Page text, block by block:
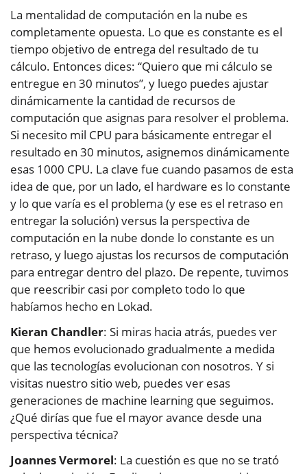
La mentalidad de computación en la nube es
completamente opuesta. Lo que es constante es el
tiempo objetivo de entrega del resultado de tu
cálculo. Entonces dices: “Quiero que mi cálculo se
entregue en 30 minutos”, y luego puedes ajustar
dinámicamente la cantidad de recursos de
computación que asignas para resolver el problema.
Si necesito mil CPU para básicamente entregar el
resultado en 30 minutos, asignemos dinámicamente
esas 1000 CPU. La clave fue cuando pasamos de esta
idea de que, por un lado, el hardware es lo constante
y lo que varía es el problema (y ese es el retraso en
entregar la solución) versus la perspectiva de
computación en la nube donde lo constante es un
retraso, y luego ajustas los recursos de computación
para entregar dentro del plazo. De repente, tuvimos
que reescribir casi por completo todo lo que
habíamos hecho en Lokad.
Kieran Chandler: Si miras hacia atrás, puedes ver
que hemos evolucionado gradualmente a medida
que las tecnologías evolucionan con nosotros. Y si
visitas nuestro sitio web, puedes ver esas
generaciones de machine learning que seguimos.
¿Qué dirías que fue el mayor avance desde una
perspectiva técnica?
Joannes Vermorel: La cuestión es que no se trató